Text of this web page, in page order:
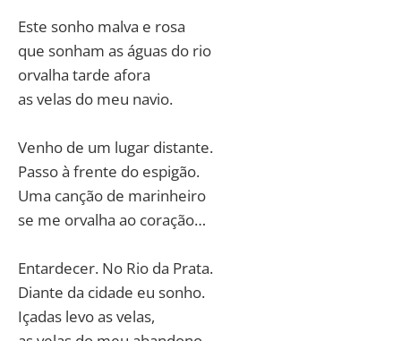
Este sonho malva e rosa
que sonham as águas do rio
orvalha tarde afora
as velas do meu navio.
Venho de um lugar distante.
Passo à frente do espigão.
Uma canção de marinheiro
se me orvalha ao coração…
Entardecer. No Rio da Prata.
Diante da cidade eu sonho.
Içadas levo as velas,